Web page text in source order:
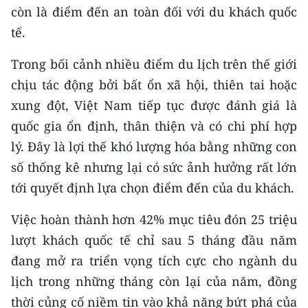
ENGLISH
中文
FRANÇAIS
РУССКИЙ
ESPAÑOL
한국어
còn là điểm đến an toàn đối với du khách quốc
tế.
Trong bối cảnh nhiều điểm du lịch trên thế giới
chịu tác động bởi bất ổn xã hội, thiên tai hoặc
xung đột, Việt Nam tiếp tục được đánh giá là
quốc gia ổn định, thân thiện và có chi phí hợp
lý. Đây là lợi thế khó lượng hóa bằng những con
số thống kê nhưng lại có sức ảnh hưởng rất lớn
tới quyết định lựa chọn điểm đến của du khách.
Việc hoàn thành hơn 42% mục tiêu đón 25 triệu
lượt khách quốc tế chỉ sau 5 tháng đầu năm
đang mở ra triển vọng tích cực cho ngành du
lịch trong những tháng còn lại của năm, đồng
thời củng cố niềm tin vào khả năng bứt phá của